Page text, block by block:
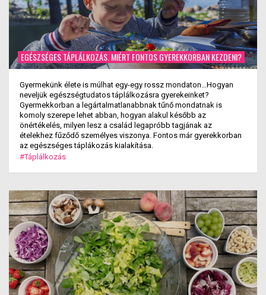
EGÉSZSÉGES TÁPLÁLKOZÁS. MIÉRT FONTOS GYEREKKORBAN KEZDENI?
Gyermekünk élete is múlhat egy-egy rossz mondaton…Hogyan
neveljük egészségtudatos táplálkozásra gyerekeinket?
Gyermekkorban a legártalmatlanabbnak tűnő mondatnak is
komoly szerepe lehet abban, hogyan alakul később az
önértékelés, milyen lesz a család legapróbb tagjának az
ételekhez fűződő személyes viszonya. Fontos már gyerekkorban
az egészséges táplákozás kialakítása.
#Táplálkozás